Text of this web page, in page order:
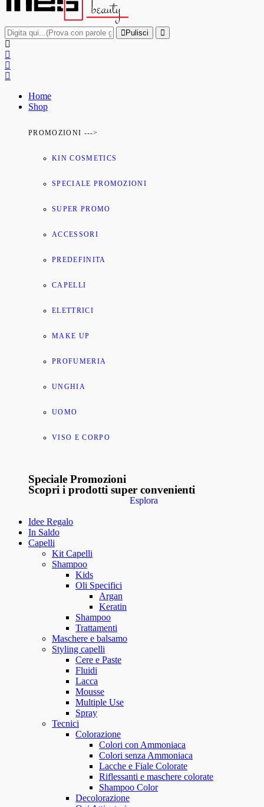
Pulisci
Home
Shop
PROMOZIONI --->
KIN COSMETICS
SPECIALE PROMOZIONI
SUPER PROMO
ACCESSORI
PREDEFINITA
CAPELLI
ELETTRICI
MAKE UP
PROFUMERIA
UNGHIA
UOMO
VISO E CORPO
Speciale Promozioni
Scopri i prodotti super convenienti
Esplora
Idee Regalo
In Saldo
Capelli
Kit Capelli
Shampoo
Kids
Oli Specifici
Argan
Keratin
Shampoo
Trattamenti
Maschere e balsamo
Styling capelli
Cere e Paste
Fluidi
Lacca
Mousse
Multiple Use
Spray
Tecnici
Colorazione
Colori con Ammoniaca
Colori senza Ammoniaca
Lacche e Fiale Colorate
Riflessanti e maschere colorate
Shampoo Color
Decolorazione